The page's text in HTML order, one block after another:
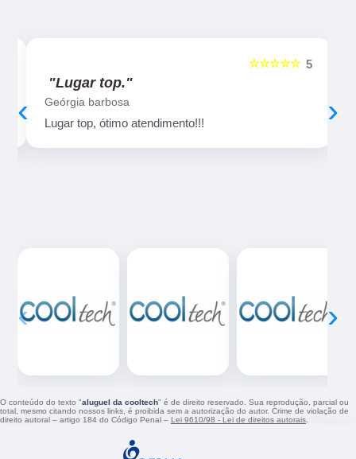
5
☆☆☆☆☆
"Lugar top."
Geórgia barbosa
Lugar top, ótimo atendimento!!!
‹ ›
‹ ›
O conteúdo do texto "aluguel da cooltech" é de direito reservado. Sua reprodução, parcial ou
total, mesmo citando nossos links, é proibida sem a autorização do autor. Crime de violação de
direito autoral – artigo 184 do Código Penal – Lei 9610/98 - Lei de direitos autorais